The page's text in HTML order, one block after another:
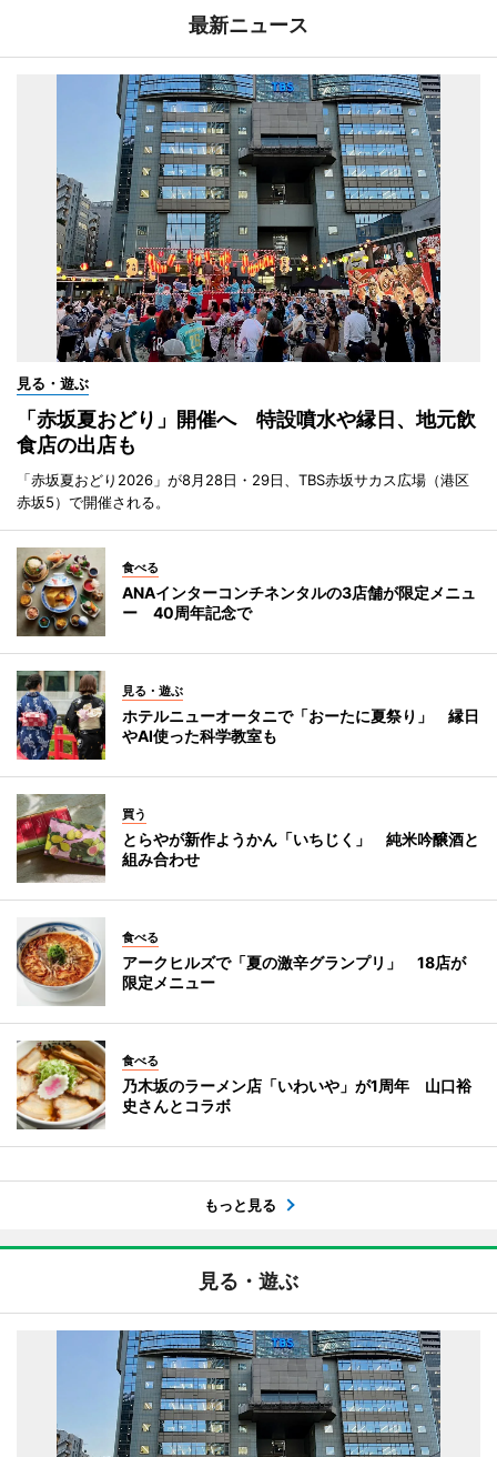
最新ニュース
見る・遊ぶ
「赤坂夏おどり」開催へ 特設噴水や縁日、地元飲
食店の出店も
「赤坂夏おどり2026」が8月28日・29日、TBS赤坂サカス広場（港区
赤坂5）で開催される。
食べる
ANAインターコンチネンタルの3店舗が限定メニュ
ー 40周年記念で
見る・遊ぶ
ホテルニューオータニで「おーたに夏祭り」 縁日
やAI使った科学教室も
買う
とらやが新作ようかん「いちじく」 純米吟醸酒と
組み合わせ
食べる
アークヒルズで「夏の激辛グランプリ」 18店が
限定メニュー
食べる
乃木坂のラーメン店「いわいや」が1周年 山口裕
史さんとコラボ
もっと見る
見る・遊ぶ